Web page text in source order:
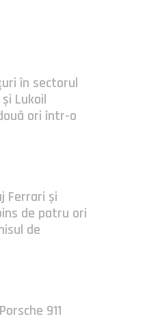
în sectorul
Lukoil
ori într-o
Ferrari și
de patru ori
de
911